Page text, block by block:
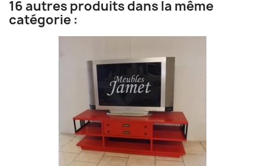
16 autres produits dans la même
catégorie :